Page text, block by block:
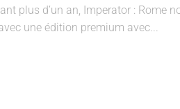
plus d’un an, Imperator : Rome
une édition premium avec...